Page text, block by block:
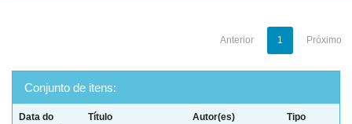
Anterior 1 Próximo
Conjunto de itens:
Data do
Título Autor(es) Tipo